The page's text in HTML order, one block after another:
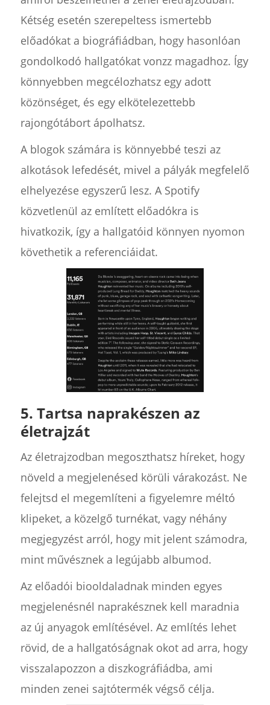
Kétség esetén szerepeltess ismertebb
előadókat a biográfiádban, hogy hasonlóan
gondolkodó hallgatókat vonzz magadhoz. Így
könnyebben megcélozhatsz egy adott
közönséget, és egy elkötelezettebb
rajongótábort ápolhatsz.
A blogok számára is könnyebbé teszi az
alkotások lefedését, mivel a pályák megfelelő
elhelyezése egyszerű lesz. A Spotify
közvetlenül az említett előadókra is
hivatkozik, így a hallgatóid könnyen nyomon
követhetik a referenciáidat.
5. Tartsa naprakészen az
életrajzát
Az életrajzodban megoszthatsz híreket, hogy
növeld a megjelenésed körüli várakozást. Ne
felejtsd el megemlíteni a figyelemre méltó
klipeket, a közelgő turnékat, vagy néhány
megjegyzést arról, hogy mit jelent számodra,
mint művésznek a legújabb albumod.
Az előadói biooldaladnak minden egyes
megjelenésnél naprakésznek kell maradnia
az új anyagok említésével. Az említés lehet
rövid, de a hallgatóságnak okot ad arra, hogy
visszalapozzon a diszkográfiádba, ami
minden zenei sajtótermék végső célja.